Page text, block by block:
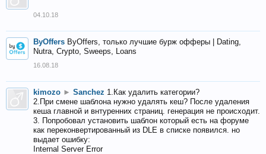
04.10.18
ByOffers ByOffers, только лучшие бурж офферы | Dating,
Nutra, Crypto, Sweeps, Loans
16.08.18
kimozo ► Sanchez 1.Как удалить категории?
2.При смене шаблона нужно удалять кеш? После удаления
кеша главной и внтуренних страниц. генерация не происходит.
3. Попробовал установить шаблон который есть на форуме
как переконвертированный из DLE в списке появился. но
выдает ошибку:
Internal Server Error